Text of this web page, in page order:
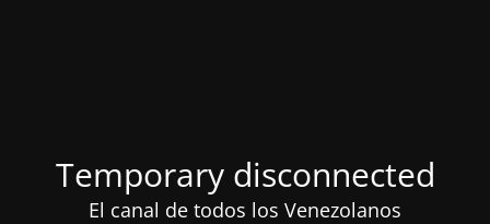
Temporary disconnected
El canal de todos los Venezolanos